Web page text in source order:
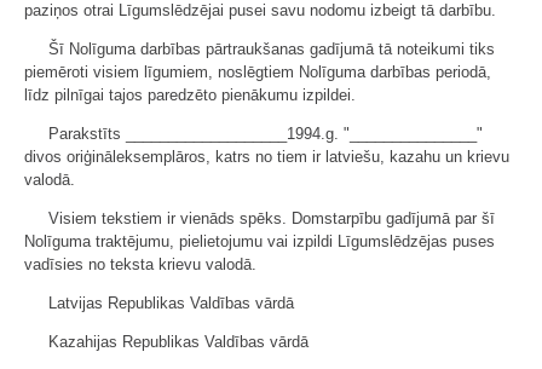
paziņos otrai Līgumslēdzējai pusei savu nodomu izbeigt tā darbību.
Šī Nolīguma darbības pārtraukšanas gadījumā tā noteikumi tiks
piemēroti visiem līgumiem, noslēgtiem Nolīguma darbības periodā,
līdz pilnīgai tajos paredzēto pienākumu izpildei.
Parakstīts ___________________1994.g. "_______________"
divos oriģināleksemplāros, katrs no tiem ir latviešu, kazahu un krievu
valodā.
Visiem tekstiem ir vienāds spēks. Domstarpību gadījumā par šī
Nolīguma traktējumu, pielietojumu vai izpildi Līgumslēdzējas puses
vadīsies no teksta krievu valodā.
Latvijas Republikas Valdības vārdā
Kazahijas Republikas Valdības vārdā